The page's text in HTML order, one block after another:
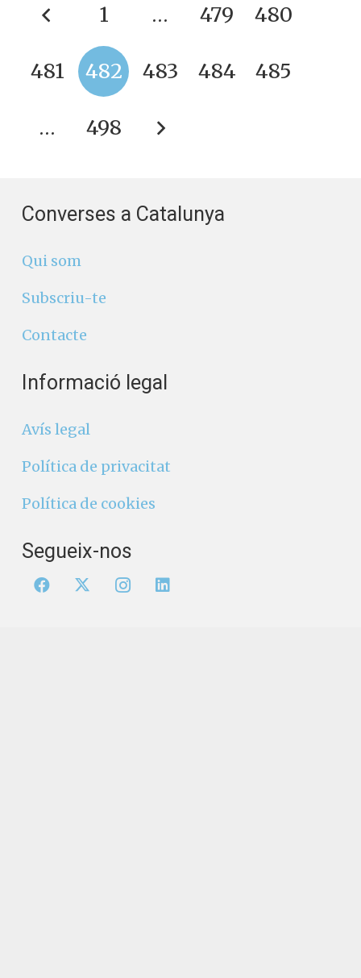
1 … 479 480
481 482 483 484 485
… 498
Converses a Catalunya
Qui som
Subscriu-te
Contacte
Informació legal
Avís legal
Política de privacitat
Política de cookies
Segueix-nos